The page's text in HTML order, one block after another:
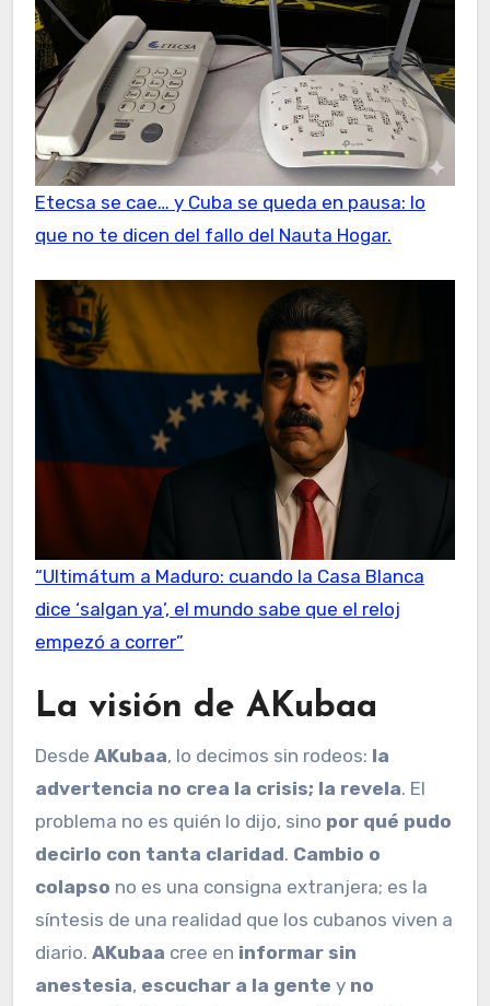
Etecsa se cae… y Cuba se queda en pausa: lo
que no te dicen del fallo del Nauta Hogar.
“Ultimátum a Maduro: cuando la Casa Blanca
dice ‘salgan ya’, el mundo sabe que el reloj
empezó a correr”
La visión de AKubaa
Desde AKubaa, lo decimos sin rodeos: la
advertencia no crea la crisis; la revela. El
problema no es quién lo dijo, sino por qué pudo
decirlo con tanta claridad. Cambio o
colapso no es una consigna extranjera; es la
síntesis de una realidad que los cubanos viven a
diario. AKubaa cree en informar sin
anestesia, escuchar a la gente y no